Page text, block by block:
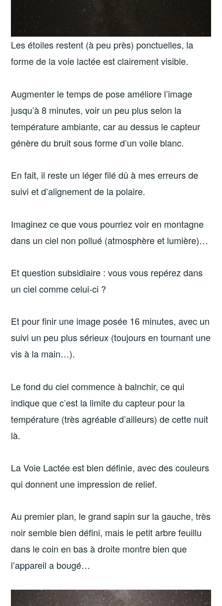
Les étoiles restent (à peu près) ponctuelles, la
forme de la voie lactée est clairement visible.
Augmenter le temps de pose améliore l’image
jusqu’à 8 minutes, voir un peu plus selon la
température ambiante, car au dessus le capteur
génère du bruit sous forme d’un voile blanc.
En fait, il reste un léger filé dû à mes erreurs de
suivi et d’alignement de la polaire.
Imaginez ce que vous pourriez voir en montagne
dans un ciel non pollué (atmosphère et lumière)…
Et question subsidiaire : vous vous repérez dans
un ciel comme celui-ci ?
Et pour finir une image posée 16 minutes, avec un
suivi un peu plus sérieux (toujours en tournant une
vis à la main…).
Le fond du ciel commence à balnchir, ce qui
indique que c’est la limite du capteur pour la
température (très agréable d’ailleurs) de cette nuit
là.
La Voie Lactée est bien définie, avec des couleurs
qui donnent une impression de relief.
Au premier plan, le grand sapin sur la gauche, très
noir semble bien défini, mais le petit arbre feuillu
dans le coin en bas à droite montre bien que
l’appareil a bougé…